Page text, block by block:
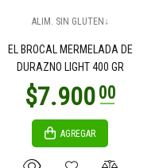
ALIM. SIN GLUTEN↓
EL BROCAL MERMELADA DE
DURAZNO LIGHT 400 GR
AGREGAR